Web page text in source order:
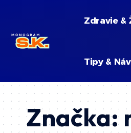
Zdravie &
Tipy &
Značka: